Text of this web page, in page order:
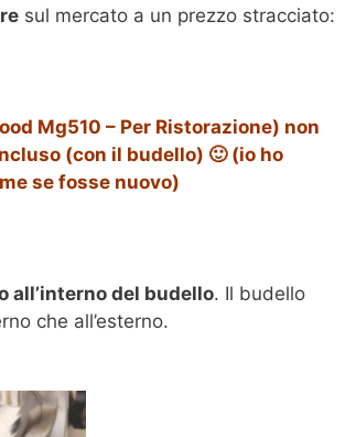
sul mercato a un prezzo stracciato:
Mg510 – Per Ristorazione) non
(con il budello) 🙂 (io ho
se fosse nuovo)
all’interno del budello. Il budello
che all’esterno.